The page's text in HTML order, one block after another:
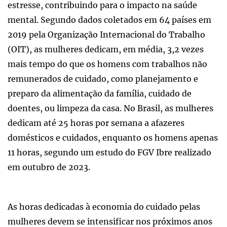
estresse, contribuindo para o impacto na saúde
mental. Segundo dados coletados em 64 países em
2019 pela Organização Internacional do Trabalho
(OIT), as mulheres dedicam, em média, 3,2 vezes
mais tempo do que os homens com trabalhos não
remunerados de cuidado, como planejamento e
preparo da alimentação da família, cuidado de
doentes, ou limpeza da casa. No Brasil, as mulheres
dedicam até 25 horas por semana a afazeres
domésticos e cuidados, enquanto os homens apenas
11 horas, segundo um estudo do FGV Ibre realizado
em outubro de 2023.
As horas dedicadas à economia do cuidado pelas
mulheres devem se intensificar nos próximos anos